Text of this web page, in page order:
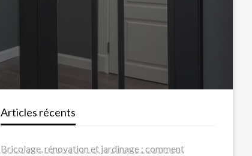
Articles récents
Bricolage, rénovation et jardinage : comment